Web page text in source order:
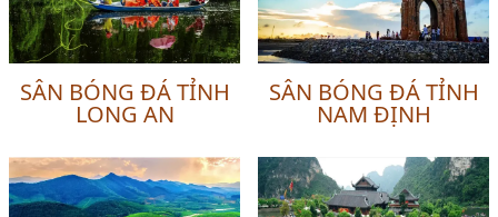
SÂN BÓNG ĐÁ TỈNH
LONG AN
SÂN BÓNG ĐÁ TỈNH
NAM ĐỊNH